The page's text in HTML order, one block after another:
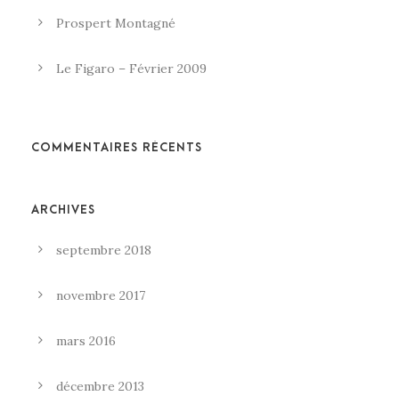
Prospert Montagné
Le Figaro – Février 2009
COMMENTAIRES RÉCENTS
ARCHIVES
septembre 2018
novembre 2017
mars 2016
décembre 2013